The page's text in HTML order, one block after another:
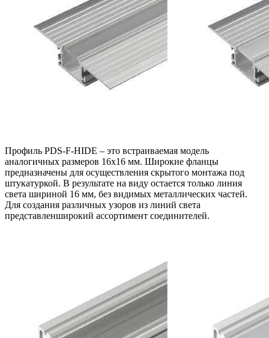
Профиль PDS-F-HIDE – это встраиваемая модель
аналогичных размеров 16х16 мм. Широкие фланцы
предназначены для осуществления скрытого монтажа под
штукатуркой. В результате на виду остается только линия
света шириной 16 мм, без видимых металлических частей.
Для создания различных узоров из линий света
представленширокий ассортимент соединителей.